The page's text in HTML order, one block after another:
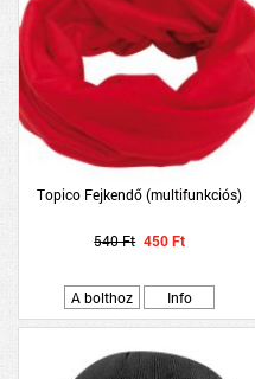
Topico Fejkendő (multifunkciós)
540 Ft 450 Ft
A bolthoz Info